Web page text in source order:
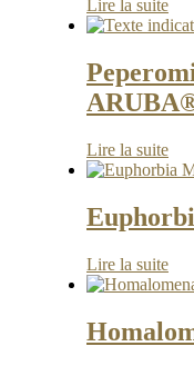
Lire la suite
Lire la suite
Lire la suite